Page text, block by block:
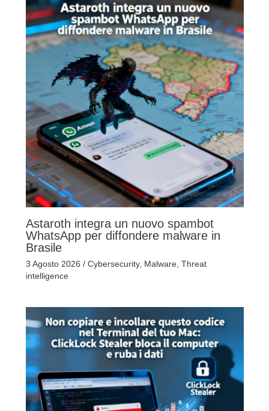
Astaroth integra un nuovo spambot
WhatsApp per diffondere malware in
Brasile
3 Agosto 2026 / Cybersecurity, Malware, Threat
intelligence